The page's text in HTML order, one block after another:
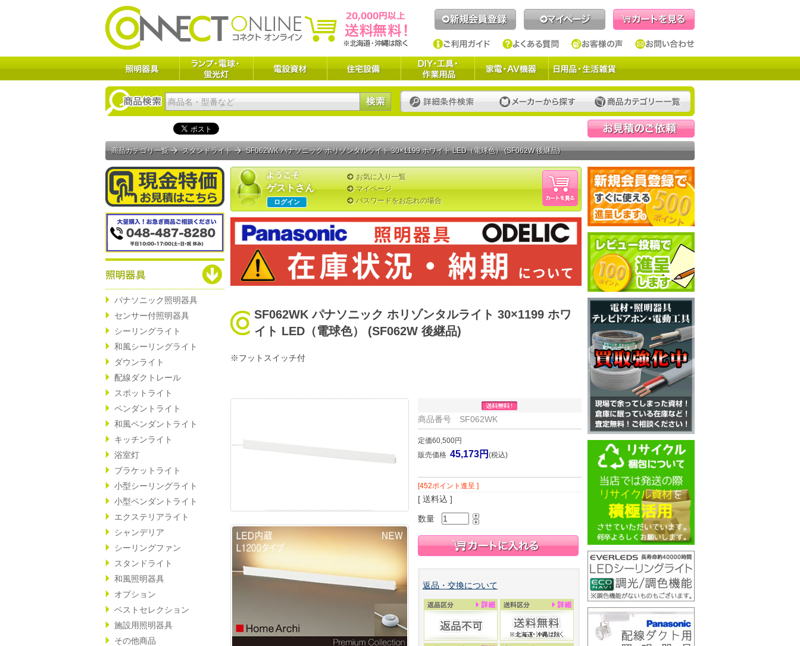
パナソニック照明器具
センサー付照明器具
シーリングライト
和風シーリングライト
ダウンライト
配線ダクトレール
スポットライト
ペンダントライト
和風ペンダントライト
キッチンライト
浴室灯
ブラケットライト
小型シーリングライト
小型ペンダントライト
エクステリアライト
シャンデリア
シーリングファン
スタンドライト
和風照明器具
オプション
ベストセレクション
施設用照明器具
その他商品
ゲストさん
お気に入り一覧
マイページ
ログイン パスワードをお忘れの場合
商品カテゴリ一覧 スタンドライト SF062WK パナソニック ホリゾンタルライト 30×1199 ホワイト LED（電球色） (SF062W 後継品)
※フットスイッチ付
SF062WK パナソニック ホリゾンタルライト 30×1199 ホワ
イト LED（電球色） (SF062W 後継品)
商品番号 SF062WK
定価60,500円
販売価格 45,173円 (税込)
[452ポイント進呈 ]
[ 送料込 ]
数量
返品・交換について